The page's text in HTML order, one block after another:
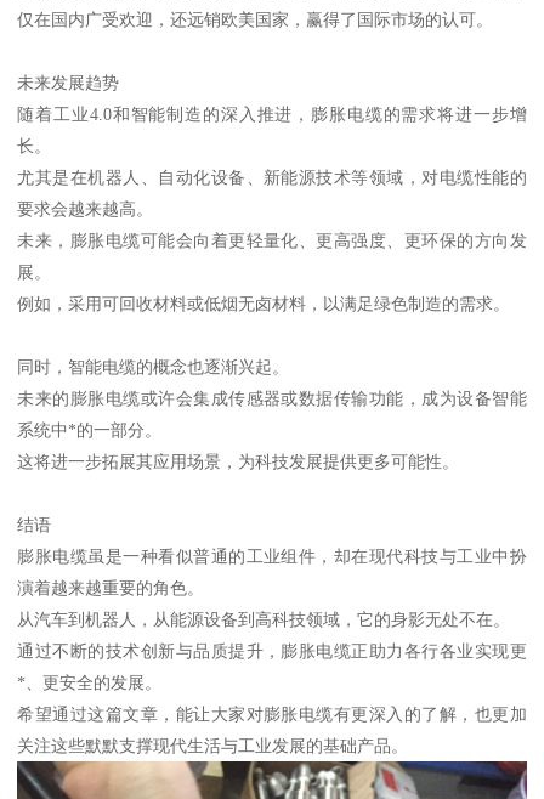
仅在国内广受欢迎，还远销欧美国家，赢得了国际市场的认可。
未来发展趋势
随着工业4.0和智能制造的深入推进，膨胀电缆的需求将进一步增
长。
尤其是在机器人、自动化设备、新能源技术等领域，对电缆性能的
要求会越来越高。
未来，膨胀电缆可能会向着更轻量化、更高强度、更环保的方向发
展。
例如，采用可回收材料或低烟无卤材料，以满足绿色制造的需求。
同时，智能电缆的概念也逐渐兴起。
未来的膨胀电缆或许会集成传感器或数据传输功能，成为设备智能
系统中*的一部分。
这将进一步拓展其应用场景，为科技发展提供更多可能性。
结语
膨胀电缆虽是一种看似普通的工业组件，却在现代科技与工业中扮
演着越来越重要的角色。
从汽车到机器人，从能源设备到高科技领域，它的身影无处不在。
通过不断的技术创新与品质提升，膨胀电缆正助力各行各业实现更
*、更安全的发展。
希望通过这篇文章，能让大家对膨胀电缆有更深入的了解，也更加
关注这些默默支撑现代生活与工业发展的基础产品。